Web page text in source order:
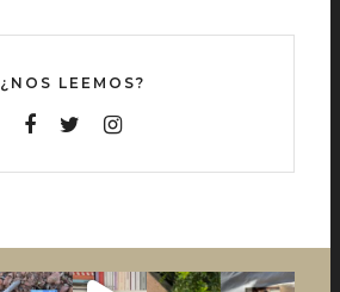
¿NOS LEEMOS?